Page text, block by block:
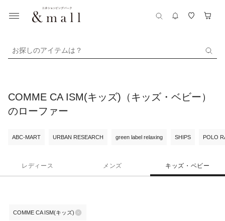
お探しのアイテムは？
COMME CA ISM(キッズ)（キッズ・ベビー）
のローファー
ABC-MART URBAN RESEARCH green label relaxing SHIPS POLO
レディース メンズ キッズ・ベビー
COMME CA ISM(キッズ)